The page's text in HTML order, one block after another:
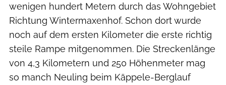
wenigen hundert Metern durch das Wohngebiet
Richtung Wintermaxenhof. Schon dort wurde
noch auf dem ersten Kilometer die erste richtig
steile Rampe mitgenommen. Die Streckenlänge
von 4,3 Kilometern und 250 Höhenmeter mag
so manch Neuling beim Käppele-Berglauf